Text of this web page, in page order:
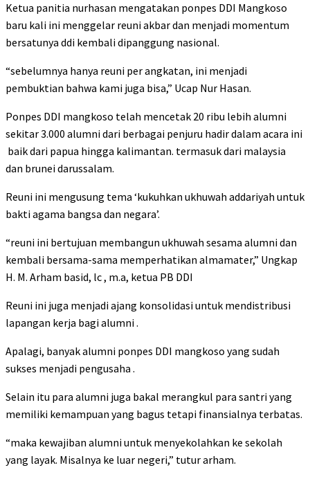
Ketua panitia nurhasan mengatakan ponpes DDI Mangkoso
baru kali ini menggelar reuni akbar dan menjadi momentum
bersatunya ddi kembali dipanggung nasional.
“sebelumnya hanya reuni per angkatan, ini menjadi
pembuktian bahwa kami juga bisa,” Ucap Nur Hasan.
Ponpes DDI mangkoso telah mencetak 20 ribu lebih alumni
sekitar 3.000 alumni dari berbagai penjuru hadir dalam acara ini
baik dari papua hingga kalimantan. termasuk dari malaysia
dan brunei darussalam.
Reuni ini mengusung tema ‘kukuhkan ukhuwah addariyah untuk
bakti agama bangsa dan negara’.
“reuni ini bertujuan membangun ukhuwah sesama alumni dan
kembali bersama-sama memperhatikan almamater,” Ungkap
H. M. Arham basid, lc , m.a, ketua PB DDI
Reuni ini juga menjadi ajang konsolidasi untuk mendistribusi
lapangan kerja bagi alumni .
Apalagi, banyak alumni ponpes DDI mangkoso yang sudah
sukses menjadi pengusaha .
Selain itu para alumni juga bakal merangkul para santri yang
memiliki kemampuan yang bagus tetapi finansialnya terbatas.
“maka kewajiban alumni untuk menyekolahkan ke sekolah
yang layak. Misalnya ke luar negeri,” tutur arham.